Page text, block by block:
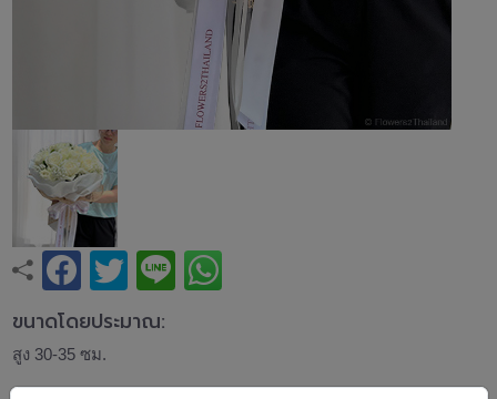
ขนาดโดยประมาณ:
สูง 30-35 ซม.